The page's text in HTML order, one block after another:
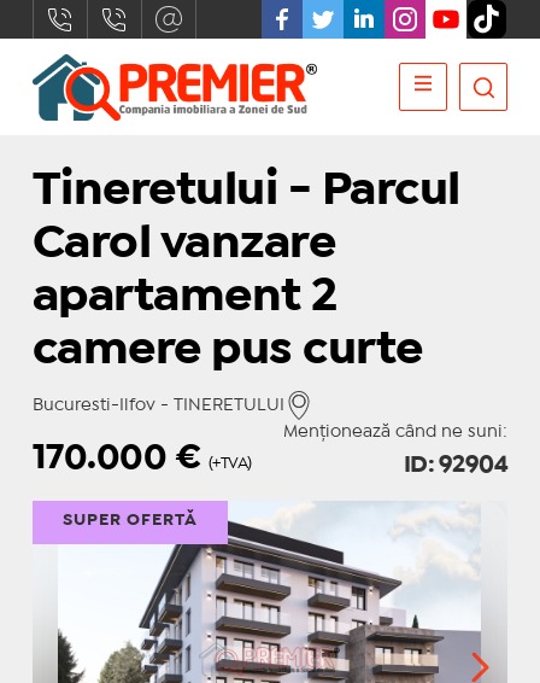
Tineretului - Parcul
Carol vanzare
apartament 2
camere pus curte
Bucuresti-Ilfov - TINERETULUI
Menționează când ne suni:
170.000 € (+TVA) ID: 92904
SUPER OFERTĂ